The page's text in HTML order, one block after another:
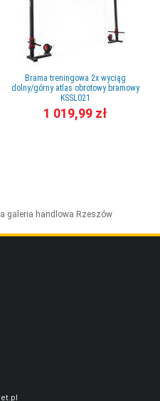
Brama treningowa 2x wyciąg
dolny/górny atlas obrotowy bramowy
KSSL021
1 019,99 zł
galeria handlowa Rzeszów